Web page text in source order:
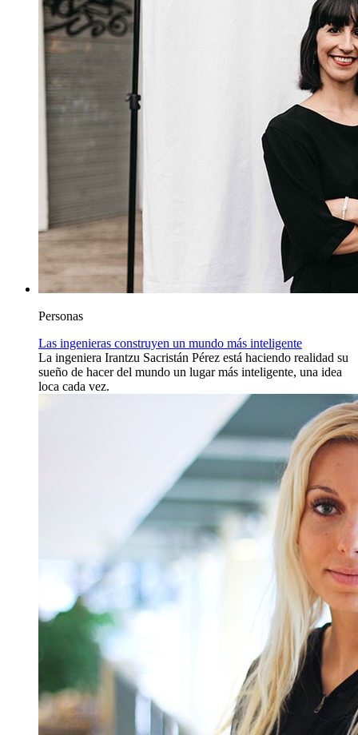
Personas
Las ingenieras construyen un mundo más inteligente
La ingeniera Irantzu Sacristán Pérez está haciendo realidad su
sueño de hacer del mundo un lugar más inteligente, una idea
loca cada vez.